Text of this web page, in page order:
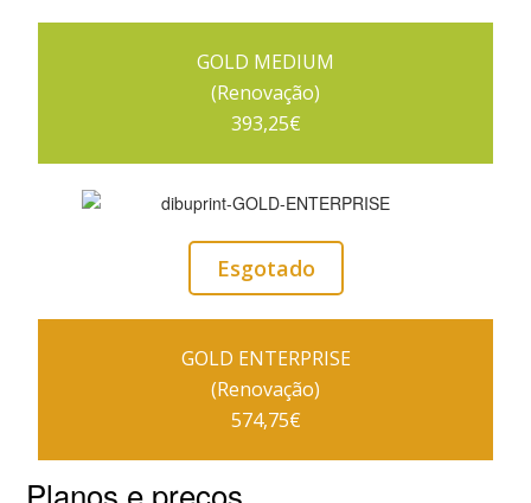
GOLD MEDIUM
(Renovação)
393,25€
Esgotado
GOLD ENTERPRISE
(Renovação)
574,75€
Planos e preços